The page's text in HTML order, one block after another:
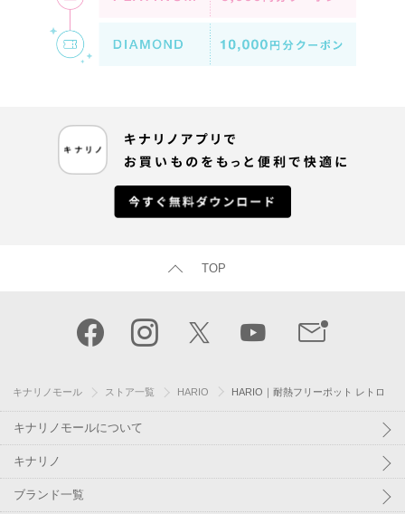
TOP
キナリノモール ストア一覧 HARIO HARIO｜耐熱フリーポット レトロ
キナリノモールについて
キナリノ
ブランド一覧